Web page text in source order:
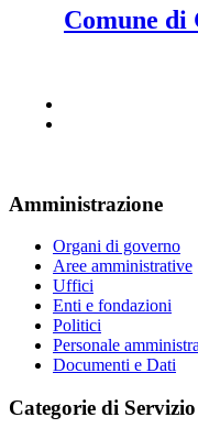
Comune di
Amministrazione
Organi di governo
Aree amministrative
Uffici
Enti e fondazioni
Politici
Personale
Documenti e Dati
Categorie di Servizio